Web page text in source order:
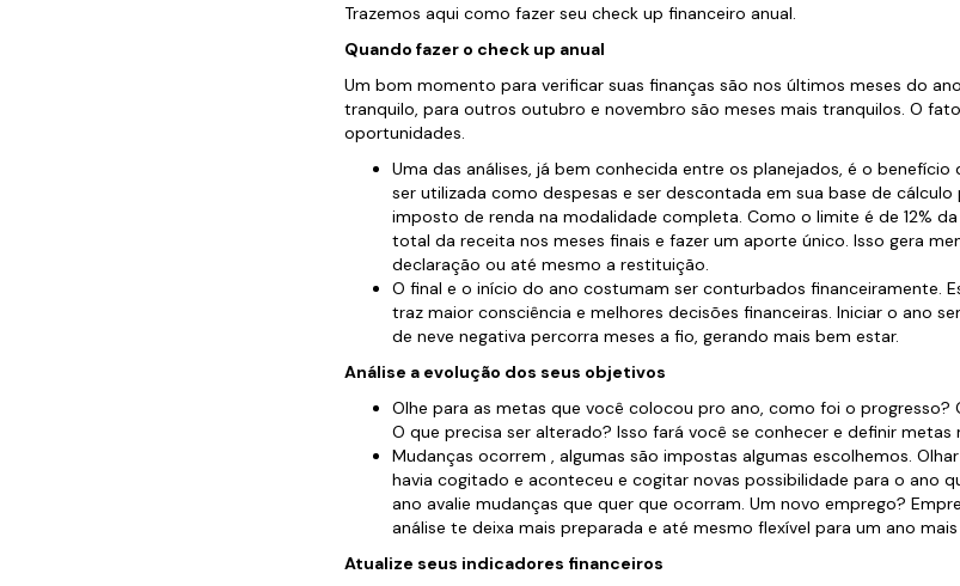
Trazemos aqui como fazer seu check up financeiro anual.
Quando fazer o check up anual
Um bom momento para verificar suas finanças são nos últimos meses do
tranquilo, para outros outubro e novembro são meses mais tranquilos. O
oportunidades.
Uma das análises, já bem conhecida entre os planejados, é o benefício
ser utilizada como despesas e ser descontada em sua base de
imposto de renda na modalidade completa. Como o limite é de 12%
total da receita nos meses finais e fazer um aporte único. Isso gera
declaração ou até mesmo a restituição.
O final e o início do ano costumam ser conturbados financeiramente.
traz maior consciência e melhores decisões financeiras. Iniciar o ano
de neve negativa percorra meses a fio, gerando mais bem estar.
Análise a evolução dos seus objetivos
Olhe para as metas que você colocou pro ano, como foi o progresso?
O que precisa ser alterado? Isso fará você se conhecer e definir metas
Mudanças ocorrem , algumas são impostas algumas escolhemos.
havia cogitado e aconteceu e cogitar novas possibilidade para o ano
ano avalie mudanças que quer que ocorram. Um novo emprego?
análise te deixa mais preparada e até mesmo flexível para um ano mais
Atualize seus indicadores financeiros